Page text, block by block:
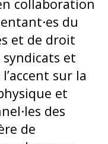
collaboration
du
et de droit
syndicats et
sur la
et
des
de